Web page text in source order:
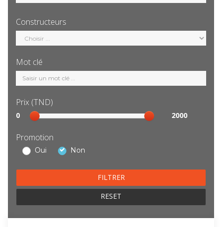
Constructeurs
Sélection
constructeur
Mot clé
Mot
clé
Prix (TND)
Sélection
prix
0 2000
Promotion
Oui Non
RESET